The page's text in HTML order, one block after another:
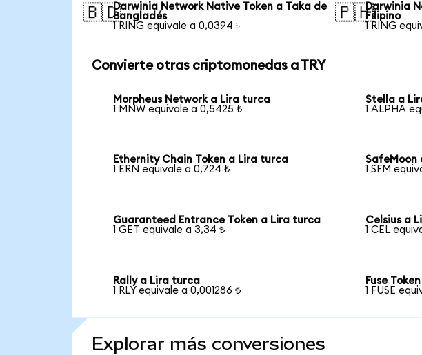
🇧🇩Darwinia Network Native Token a Taka de
Bangladés
1 RING equivale a 0,0394 ৳
🇵🇭Darwinia
Filipino
1 RING
Convierte otras criptomonedas a TRY
Morpheus Network a Lira turca
1 MNW equivale a 0,5425 ₺
Stella a
1 ALPHA
Ethernity Chain Token a Lira turca
1 ERN equivale a 0,724 ₺
SafeMoon
1 SFM
Guaranteed Entrance Token a Lira turca
1 GET equivale a 3,34 ₺
Celsius a
1 CEL
Rally a Lira turca
1 RLY equivale a 0,001286 ₺
Fuse
1 FUSE
Explorar más conversiones